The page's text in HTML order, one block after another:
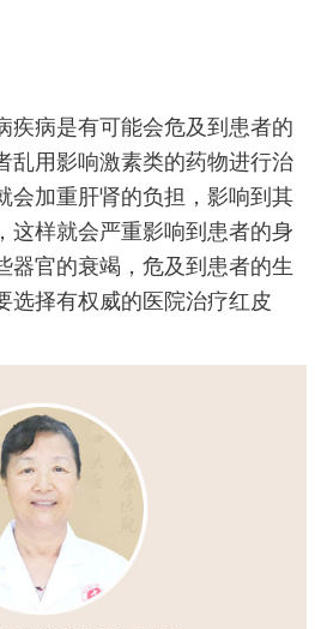
病是有可能会危及到患者的
乱用影响激素类的药物进行治
会加重肝肾的负担，影响到其
这样就会严重影响到患者的身
器官的衰竭，危及到患者的生
选择有权威的医院治疗红皮